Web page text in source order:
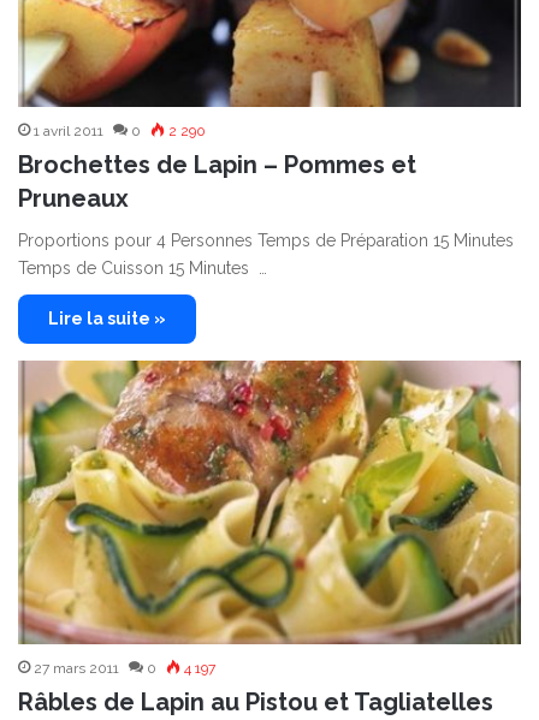
1 avril 2011 0 2 290
Brochettes de Lapin – Pommes et
Pruneaux
Proportions pour 4 Personnes Temps de Préparation 15 Minutes
Temps de Cuisson 15 Minutes …
Lire la suite »
27 mars 2011 0 4 197
Râbles de Lapin au Pistou et Tagliatelles